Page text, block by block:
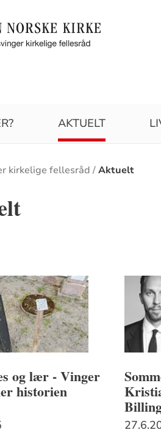
AKTUELT
kirkelige fellesråd Aktuelt
og lær - Vinger
historien